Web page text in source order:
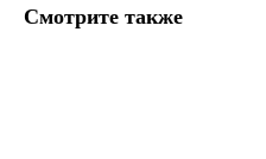
Смотрите также